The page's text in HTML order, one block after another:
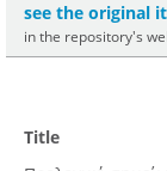
see the original
in the repository's
Title